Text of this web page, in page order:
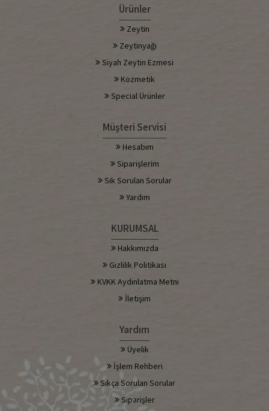
Ürünler
Zeytin
Zeytinyağı
Siyah Zeytin Ezmesi
Kozmetik
Special Ürünler
Müşteri Servisi
Hesabım
Siparişlerim
Sık Sorulan Sorular
Yardım
KURUMSAL
Hakkımızda
Gizlilik Politikası
KVKK Aydınlatma Metni
İletişim
Yardım
Üyelik
İşlem Rehberi
Sıkça Sorulan Sorular
Siparişler